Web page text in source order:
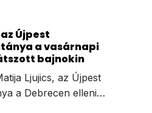
Újpest
a vasárnapi
bajnokin
Ljujics, az Újpest
a Debrecen elleni…